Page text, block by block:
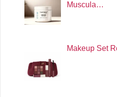
Muscula…
Makeup Set